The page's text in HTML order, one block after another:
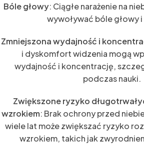
Bóle głowy: Ciągłe narażenie na
wywoływać bóle głowy
Zmniejszona wydajność i
i dyskomfort widzenia mogą
wydajność i koncentrację,
podczas nauki.
Zwiększone ryzyko
wzrokiem: Brak ochrony przed
wiele lat może zwiększać ryzyko
wzrokiem, takich jak